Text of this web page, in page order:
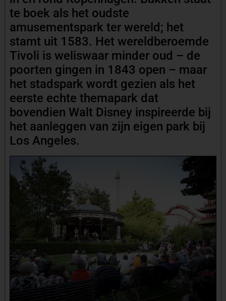
te boek als het oudste
amusementspark ter wereld; het
stamt uit 1583. Het wereldberoemde
Tivoli is weliswaar minder oud – de
poorten gingen in 1843 open – maar
het stadspark wordt gezien als het
eerste echte themapark dat
bovendien Walt Disney inspireerde bij
het aanleggen van zijn eigen park bij
Los Angeles.